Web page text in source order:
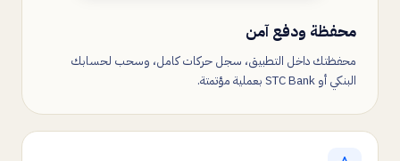
محفظة ودفع آمن
محفظتك داخل التطبيق، سجل حركات كامل، وسحب لحسابك
البنكي أو STC Bank بعملية مؤتمتة.